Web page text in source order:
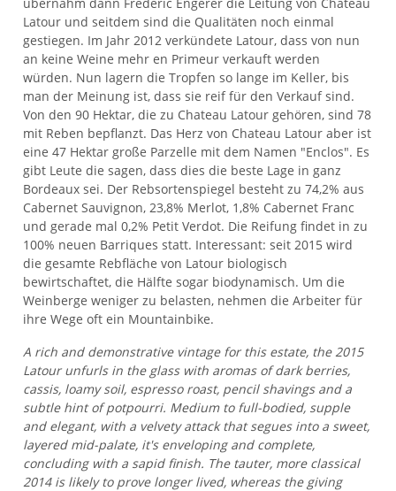
Latour und seitdem sind die Qualitäten noch einmal
gestiegen. Im Jahr 2012 verkündete Latour, dass von nun
an keine Weine mehr en Primeur verkauft werden
würden. Nun lagern die Tropfen so lange im Keller, bis
man der Meinung ist, dass sie reif für den Verkauf sind.
Von den 90 Hektar, die zu Chateau Latour gehören, sind 78
mit Reben bepflanzt. Das Herz von Chateau Latour aber ist
eine 47 Hektar große Parzelle mit dem Namen "Enclos". Es
gibt Leute die sagen, dass dies die beste Lage in ganz
Bordeaux sei. Der Rebsortenspiegel besteht zu 74,2% aus
Cabernet Sauvignon, 23,8% Merlot, 1,8% Cabernet Franc
und gerade mal 0,2% Petit Verdot. Die Reifung findet in zu
100% neuen Barriques statt. Interessant: seit 2015 wird
die gesamte Rebfläche von Latour biologisch
bewirtschaftet, die Hälfte sogar biodynamisch. Um die
Weinberge weniger zu belasten, nehmen die Arbeiter für
ihre Wege oft ein Mountainbike.
A rich and demonstrative vintage for this estate, the 2015
Latour unfurls in the glass with aromas of dark berries,
cassis, loamy soil, espresso roast, pencil shavings and a
subtle hint of potpourri. Medium to full-bodied, supple
and elegant, with a velvety attack that segues into a sweet,
layered mid-palate, it's enveloping and complete,
concluding with a sapid finish. The tauter, more classical
2014 is likely to prove longer lived, whereas the giving